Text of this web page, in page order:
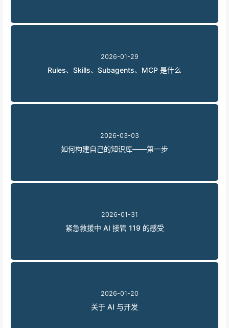
2026-01-29
Rules、Skills、Subagents、MCP 是什么
2026-03-03
如何构建自己的知识库——第一步
2026-01-31
紧急救援中 AI 接管 119 的感受
2026-01-20
关于 AI 与开发